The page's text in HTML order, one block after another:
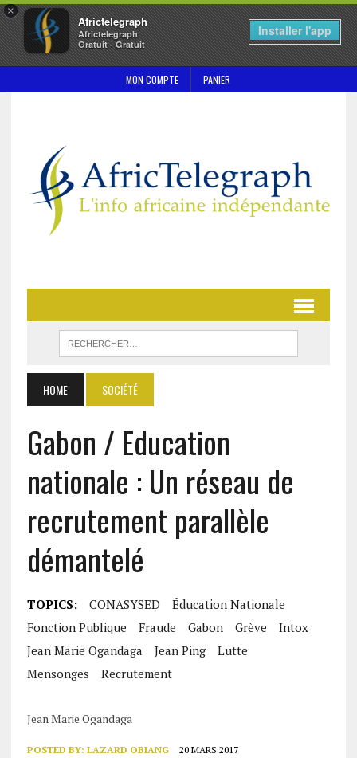
×
Africtelegraph
Africtelegraph
Gratuit - Gratuit
Installer l'app
MON COMPTE PANIER
HOME SOCIÉTÉ
Gabon / Education
nationale : Un réseau de
recrutement parallèle
démantelé
TOPICS: CONASYSED
Éducation Nationale
Fonction Publique
Fraude Gabon Grève
Intox
Jean Marie Ogandaga
Jean Ping
Lutte
Mensonges
Recrutement
Jean Marie Ogandaga
POSTED BY: LAZARD OBIANG 20 MARS 2017